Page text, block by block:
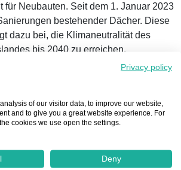
für Neubauten. Seit dem 1. Januar 2023
bestehender Dächer. Diese
dazu bei, die Klimaneutralität des
bis 2040 zu erreichen.
und Solarstrom in
vs. Überschusseinspeisung
entscheiden. Bei der
der gesamte Strom ins öffentliche Netz
Privacy policy
of our visitor data, to improve our website,
and to give you a great website experience. For
cookies we use open the settings.
Deny